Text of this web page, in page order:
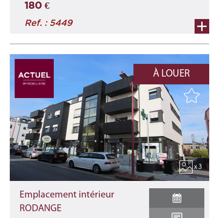
180 €
Ref. : 5449
À LOUER
x 3
Emplacement intérieur
RODANGE